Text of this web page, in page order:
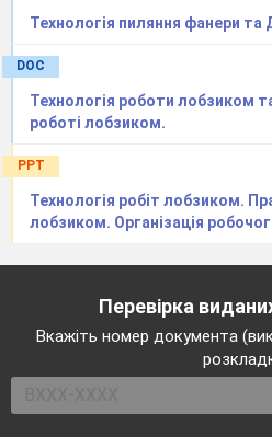
фаянсу,
рогу,
•
букета:
Букети
часто
Технологія пиляння фанери та
DOC
Технологія роботи лобзиком
роботі лобзиком.
PPT
Технологія робіт лобзиком.
лобзиком. Організація
Перевірка
Вкажіть номер документа